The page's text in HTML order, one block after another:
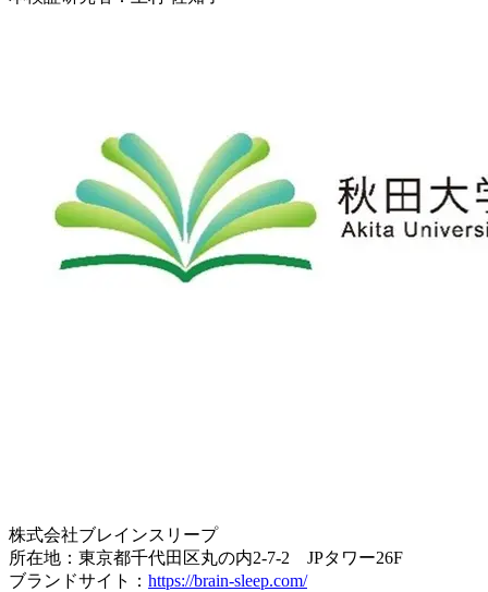
株式会社ブレインスリープ
所在地：東京都千代田区丸の内2-7-2 JPタワー26F
ブランドサイト： https://brain-sleep.com/